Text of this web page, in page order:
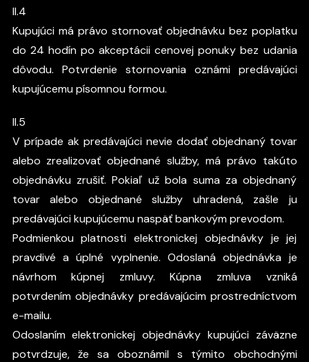
II.4
Kupujúci má právo stornovať objednávku bez poplatku
do 24 hodín po akceptácii cenovej ponuky bez udania
dôvodu. Potvrdenie stornovania oznámi predávajúci
kupujúcemu písomnou formou.
II.5
V prípade ak predávajúci nevie dodať objednaný tovar
alebo zrealizovať objednané služby, má právo takúto
objednávku zrušiť. Pokiaľ už bola suma za objednaný
tovar alebo objednané služby uhradená, zašle ju
predávajúci kupujúcemu naspäť bankovým prevodom.
Podmienkou platnosti elektronickej objednávky je jej
pravdivé a úplné vyplnenie. Odoslaná objednávka je
návrhom kúpnej zmluvy. Kúpna zmluva vzniká
potvrdením objednávky predávajúcim prostredníctvom
e-mailu.
Odoslaním elektronickej objednávky kupujúci záväzne
potvrdzuje, že sa oboznámil s týmito obchodnými